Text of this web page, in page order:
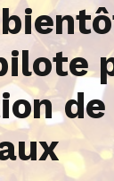
de